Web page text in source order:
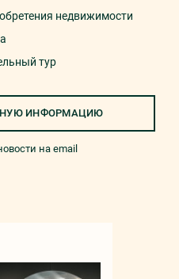
недвижимости
тур
ИНФОРМАЦИЮ
на email